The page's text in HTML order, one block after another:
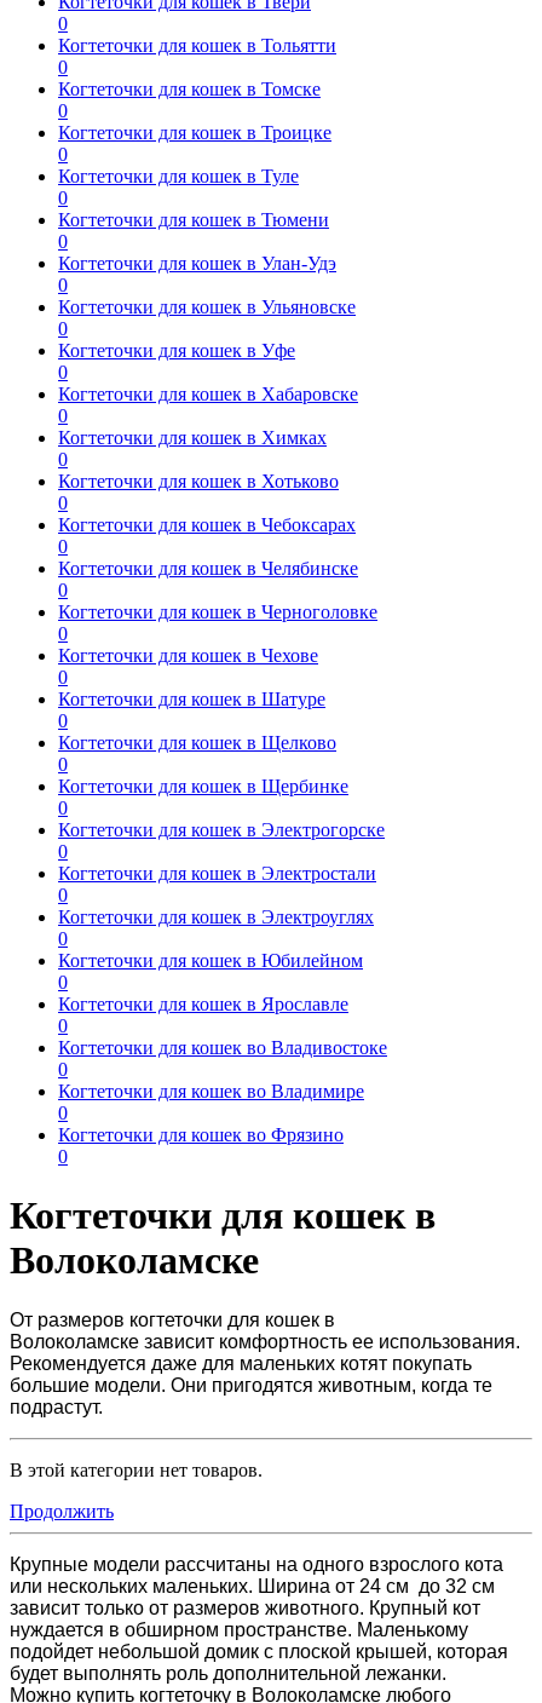
0
Когтеточки для кошек в Тольятти
0
Когтеточки для кошек в Томске
0
Когтеточки для кошек в Троицке
0
Когтеточки для кошек в Туле
0
Когтеточки для кошек в Тюмени
0
Когтеточки для кошек в Улан-Удэ
0
Когтеточки для кошек в Ульяновске
0
Когтеточки для кошек в Уфе
0
Когтеточки для кошек в Хабаровске
0
Когтеточки для кошек в Химках
0
Когтеточки для кошек в Хотьково
0
Когтеточки для кошек в Чебоксарах
0
Когтеточки для кошек в Челябинске
0
Когтеточки для кошек в Черноголовке
0
Когтеточки для кошек в Чехове
0
Когтеточки для кошек в Шатуре
0
Когтеточки для кошек в Щелково
0
Когтеточки для кошек в Щербинке
0
Когтеточки для кошек в Электрогорске
0
Когтеточки для кошек в Электростали
0
Когтеточки для кошек в Электроуглях
0
Когтеточки для кошек в Юбилейном
0
Когтеточки для кошек в Ярославле
0
Когтеточки для кошек во Владивостоке
0
Когтеточки для кошек во Владимире
0
Когтеточки для кошек во Фрязино
0
Когтеточки для кошек в
Волоколамске
От размеров когтеточки для кошек в
Волоколамске зависит комфортность ее использования.
Рекомендуется даже для маленьких котят покупать
большие модели. Они пригодятся животным, когда те
подрастут.
В этой категории нет товаров.
Продолжить
Крупные модели рассчитаны на одного взрослого кота
или нескольких маленьких. Ширина от 24 см до 32 см
зависит только от размеров животного. Крупный кот
нуждается в обширном пространстве. Маленькому
подойдет небольшой домик с плоской крышей, которая
будет выполнять роль дополнительной лежанки.
Можно купить когтеточку в Волоколамске любого